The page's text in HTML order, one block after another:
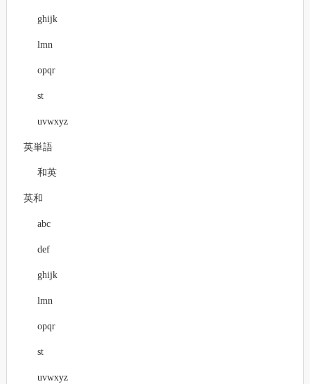
ghijk
lmn
opqr
st
uvwxyz
英単語
和英
英和
abc
def
ghijk
lmn
opqr
st
uvwxyz